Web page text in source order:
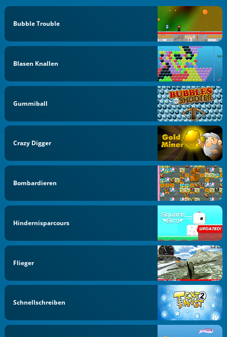
Bubble Trouble
Blasen Knallen
Gummiball
Crazy Digger
Bombardieren
Hindernisparcours
Flieger
Schnellschreiben